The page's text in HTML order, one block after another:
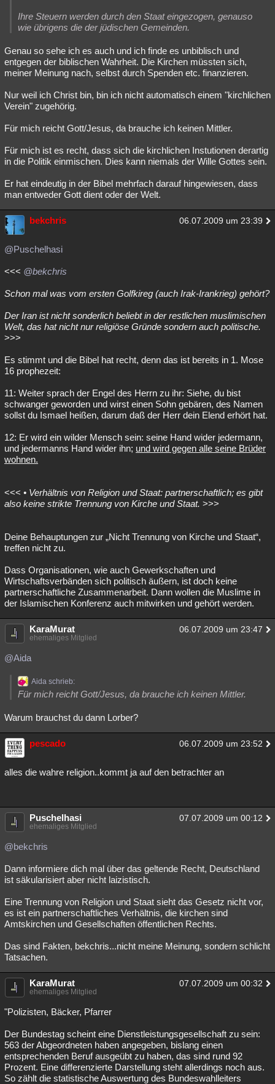
Ihre Steuern werden durch den Staat eingezogen, genauso
wie übrigens die der jüdischen Gemeinden.
Genau so sehe ich es auch und ich finde es unbiblisch und
entgegen der biblischen Wahrheit. Die Kirchen müssten sich,
meiner Meinung nach, selbst durch Spenden etc. finanzieren.
Nur weil ich Christ bin, bin ich nicht automatisch einem "kirchlichen
Verein" zugehörig.
Für mich reicht Gott/Jesus, da brauche ich keinen Mittler.
Für mich ist es recht, dass sich die kirchlichen Instutionen derartig
in die Politik einmischen. Dies kann niemals der Wille Gottes sein.
Er hat eindeutig in der Bibel mehrfach darauf hingewiesen, dass
man entweder Gott dient oder der Welt.
bekchris 06.07.2009 um 23:39
@Puschelhasi
<<< @bekchris
Schon mal was vom ersten Golfkireg (auch Irak-Irankrieg) gehört?
Der Iran ist nicht sonderlich beliebt in der restlichen muslimischen
Welt, das hat nicht nur religiöse Gründe sondern auch politische.
>>>
Es stimmt und die Bibel hat recht, denn das ist bereits in 1. Mose
16 prophezeit:
11: Weiter sprach der Engel des Herrn zu ihr: Siehe, du bist
schwanger geworden und wirst einen Sohn gebären, des Namen
sollst du Ismael heißen, darum daß der Herr dein Elend erhört hat.
12: Er wird ein wilder Mensch sein: seine Hand wider jedermann,
und jedermanns Hand wider ihn; und wird gegen alle seine Brüder
wohnen.
<<< • Verhältnis von Religion und Staat: partnerschaftlich; es gibt
also keine strikte Trennung von Kirche und Staat. >>>
Deine Behauptungen zur „Nicht Trennung von Kirche und Staat“,
treffen nicht zu.
Dass Organisationen, wie auch Gewerkschaften und
Wirtschaftsverbänden sich politisch äußern, ist doch keine
partnerschaftliche Zusammenarbeit. Dann wollen die Muslime in
der Islamischen Konferenz auch mitwirken und gehört werden.
KaraMurat 06.07.2009 um 23:47
ehemaliges Mitglied
@Aida
Aida schrieb:
Für mich reicht Gott/Jesus, da brauche ich keinen Mittler.
Warum brauchst du dann Lorber?
pescado 06.07.2009 um 23:52
alles die wahre religion..kommt ja auf den betrachter an
Puschelhasi 07.07.2009 um 00:12
ehemaliges Mitglied
@bekchris
Dann informiere dich mal über das geltende Recht, Deutschland
ist säkularisiert aber nicht laizistisch.
Eine Trennung von Religion und Staat sieht das Gesetz nicht vor,
es ist ein partnerschaftliches Verhältnis, die kirchen sind
Amtskirchen und Gesellschaften öffentlichen Rechts.
Das sind Fakten, bekchris...nicht meine Meinung, sondern schlicht
Tatsachen.
KaraMurat 07.07.2009 um 00:32
ehemaliges Mitglied
"Polizisten, Bäcker, Pfarrer
Der Bundestag scheint eine Dienstleistungsgesellschaft zu sein:
563 der Abgeordneten haben angegeben, bislang einen
entsprechenden Beruf ausgeübt zu haben, das sind rund 92
Prozent. Eine differenzierte Darstellung steht allerdings noch aus.
So zählt die statistische Auswertung des Bundeswahlleiters